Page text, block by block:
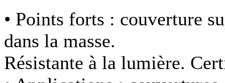
• Points forts : couverture
dans la masse.
Résistante à la lumière.